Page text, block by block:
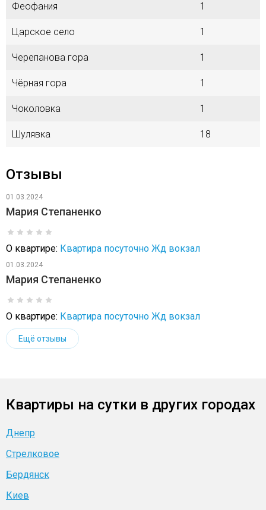
Феофания 1
Царское село 1
Черепанова гора 1
Чёрная гора 1
Чоколовка 1
Шулявка 18
Отзывы
01.03.2024
Мария Степаненко
О квартире: Квартира посуточно Жд вокзал
01.03.2024
Мария Степаненко
О квартире: Квартира посуточно Жд вокзал
Ещё отзывы
Квартиры на сутки в других городах
Днепр
Стрелковое
Бердянск
Киев